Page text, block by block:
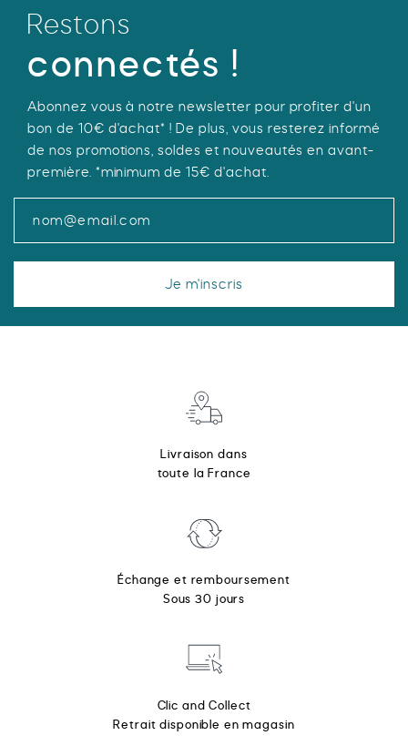
VÉLO
MONTAGNE
VÉLO
GLISSE
MONTAGNE
PROMOTIONS
Mon compte
Favoris
Restons
connectés !
Abonnez vous à notre newsletter pour profiter d'un
bon de 10€ d'achat* ! De plus, vous resterez informé
de nos promotions, soldes et nouveautés en avant-
première. *minimum de 15€ d'achat.
Je m'inscris
Livraison dans
toute la France
Échange et remboursement
Sous 30 jours
Clic and Collect
Retrait disponible en magasin